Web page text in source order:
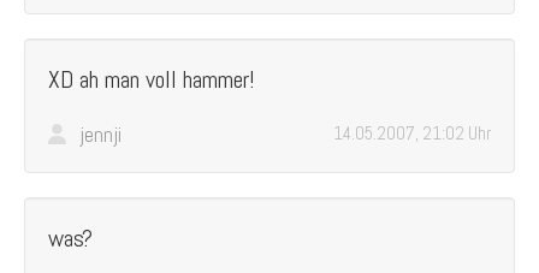
XD ah man voll hammer!
jennji 14.05.2007, 21:02 Uhr
was?